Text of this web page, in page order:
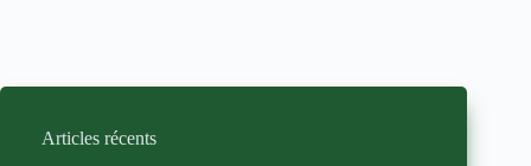
Articles récents